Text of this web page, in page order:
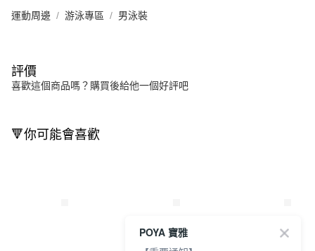
運動周邊 游泳專區 男泳裝
評價
喜歡這個商品嗎？購買後給他一個好評吧
🔻你可能會喜歡
POYA 寶雅